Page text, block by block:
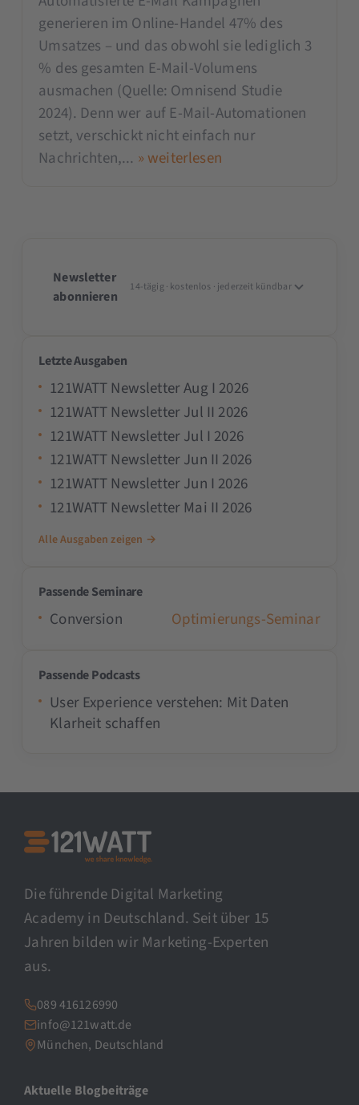
generieren im Online-Handel 47% des
Umsatzes – und das obwohl sie lediglich 3
% des gesamten E-Mail-Volumens
ausmachen (Quelle: Omnisend Studie
2024). Denn wer auf E-Mail-Automationen
setzt, verschickt nicht einfach nur
Nachrichten,... » weiterlesen
Newsletter
abonnieren
14-tägig · kostenlos · jederzeit kündbar
Letzte Ausgaben
121WATT Newsletter Aug I 2026
121WATT Newsletter Jul II 2026
121WATT Newsletter Jul I 2026
121WATT Newsletter Jun II 2026
121WATT Newsletter Jun I 2026
121WATT Newsletter Mai II 2026
Alle Ausgaben zeigen →
Passende Seminare
Conversion Optimierungs-Seminar
Passende Podcasts
User Experience verstehen: Mit Daten
Klarheit schaffen
Die führende Digital Marketing
Academy in Deutschland. Seit über 15
Jahren bilden wir Marketing-Experten
aus.
089 416126990
info@121watt.de
München, Deutschland
Aktuelle Blogbeiträge